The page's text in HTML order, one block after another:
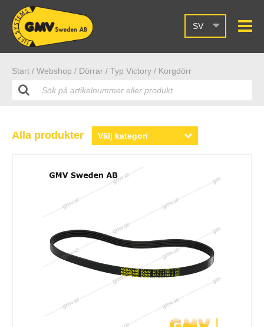
SV
Start / Webshop / Dörrar / Typ Victory / Korgdörr
Alla produkter